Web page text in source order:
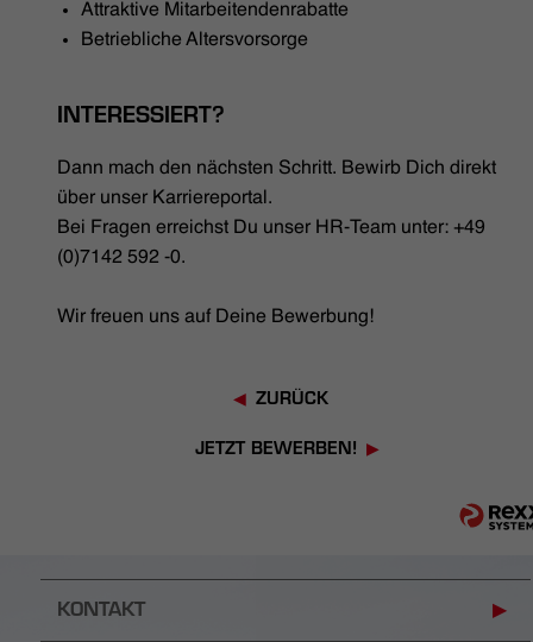
Attraktive Mitarbeitendenrabatte
Betriebliche Altersvorsorge
INTERESSIERT?
Dann mach den nächsten Schritt. Bewirb Dich direkt
über unser Karriereportal.
Bei Fragen erreichst Du unser HR-Team unter: +49
(0)7142 592 -0.
Wir freuen uns auf Deine Bewerbung!
ZURÜCK
JETZT BEWERBEN!
KONTAKT